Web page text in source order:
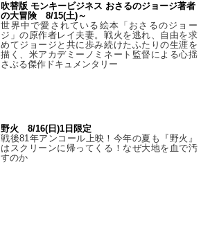
吹替版 モンキービジネス おさるのジョージ著者
の大冒険 8/15(土)～
世界中で愛されている絵本「おさるのジョー
ジ」の原作者レイ夫妻。戦火を逃れ、自由を求
めてジョージと共に歩み続けたふたりの生涯を
描く、米アカデミーノミネート監督による心揺
さぶる傑作ドキュメンタリー
野火 8/16(日)1日限定
戦後81年アンコール上映！今年の夏も『野火』
はスクリーンに帰ってくる！なぜ大地を血で汚
すのか